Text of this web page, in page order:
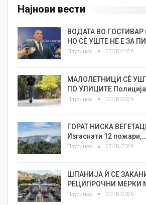
Најнови вести
ВОДАТА ВО ГОСТИВАР
НО СÈ УШТЕ НЕ Е ЗА
Плусинфо 07/08/2026
МАЛОЛЕТНИЦИ СÈ
ПО УЛИЦИТЕ
Плусинфо 07/08/2026
ГОРАТ НИСКА
Изгаснати 12 пожари,…
Плусинфо 07/08/2026
ШПАНИЈА Ѝ СЕ
РЕЦИПРОЧНИ МЕРКИ
Плусинфо 07/08/2026